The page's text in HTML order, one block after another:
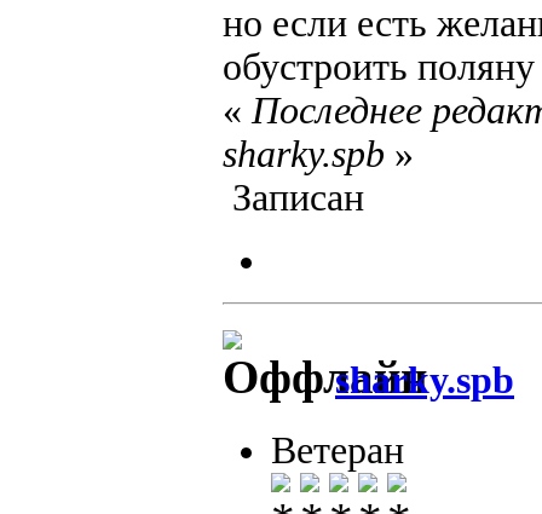
но если есть
обустроить
« Последнее
sharky.spb »
Записан
sharky.spb
Ветеран